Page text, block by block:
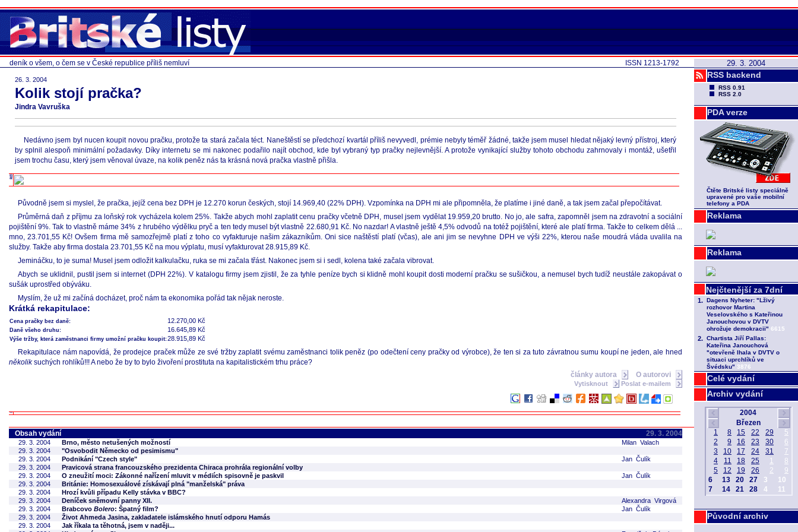
29. 3. 2004
RSS backend
RSS 0.91
RSS 2.0
PDA verze
Čtěte Britské listy speciálně
upravené pro vaše mobilní
telefony a PDA
Reklama
Reklama
Celé vydání
Archiv vydání
Původní archiv
ISSN 1213-1792
deník o všem, o čem se v České republice příliš nemluví
26. 3. 2004
Kolik stojí pračka?
Jindra Vavruška
Nedávno jsem byl nucen koupit novou pračku, protože ta stará začala téct. Naneštěstí se předchozí kvartál příliš nevyvedl, prémie nebyly téměř žádné, takže jsem musel hledat nějaký levný přístroj, který
by splnil alespoň minimální požadavky. Díky internetu se mi nakonec podařilo najít obchod, kde byl vybraný typ pračky nejlevnější. A protože vynikající služby tohoto obchodu zahrnovaly i montáž, ušetřil
jsem trochu času, který jsem věnoval úvaze, na kolik peněz nás ta krásná nová pračka vlastně přišla.
Původně jsem si myslel, že pračka, jejíž cena bez DPH je 12.270 korun českých, stojí 14.969,40 (22% DPH). Vzpomínka na DPH mi ale připomněla, že platíme i jiné daně, a tak jsem začal přepočítávat.
Průměrná daň z příjmu za loňský rok vycházela kolem 25%. Takže abych mohl zaplatit cenu pračky včetně DPH, musel jsem vydělat 19.959,20 brutto. No jo, ale safra, zapomněl jsem na zdravotní a sociální
pojištění 9%. Tak to vlastně máme 34% z hrubého výdělku pryč a ten tedy musel být vlastně 22.680,91 Kč. No nazdar! A vlastně ještě 4,5% odvodů na totéž pojištění, které ale platí firma. Takže to celkem dělá ...
mno, 23.701,55 Kč! Ovšem firma mě samozřejmě platí z toho co vyfakturuje našim zákazníkům. Oni sice naštěstí platí (včas), ale ani jim se nevyhne DPH ve výši 22%, kterou naše moudrá vláda uvalila na
služby. Takže aby firma dostala 23.701,55 Kč na mou výplatu, musí vyfakturovat 28.915,89 Kč.
Jemináčku, to je suma! Musel jsem odložit kalkulačku, ruka se mi začala třást. Nakonec jsem si i sedl, kolena také začala vibrovat.
Abych se uklidnil, pustil jsem si internet (DPH 22%). V katalogu firmy jsem zjistil, že za tyhle peníze bych si klidně mohl koupit dosti moderní pračku se sušičkou, a nemusel bych tudíž neustále zakopávat o
sušák uprostřed obýváku.
Myslím, že už mi začíná docházet, proč nám ta ekonomika pořád tak nějak neroste.
Krátká rekapitulace:
Cena pračky bez daně: 12.270,00 Kč
Daně všeho druhu: 16.645,89 Kč
Výše tržby, která zaměstnanci firmy umožní pračku koupit:28.915,89 Kč
Rekapitulace nám napovídá, že prodejce praček může ze své tržby zaplatit svému zaměstnanci tolik peněz (po odečtení ceny pračky od výrobce), že ten si za tuto závratnou sumu koupí ne jeden, ale hned
několiksuchých rohlíků!!! A nebo že by to bylo živoření prostituta na kapitalistickém trhu práce?
články autora
O autorovi
Vytisknout Poslat e-mailem
Obsah vydání 29. 3. 2004
29. 3. 2004 Brno, město netušených možností
Milan Valach
29. 3. 2004
"Osvobodit Německo od pesimismu"
29. 3. 2004
Podnikání "Czech style"
Jan Čulík
29. 3. 2004
Pravicová strana francouzského prezidenta Chiraca prohrála regionální volby
29. 3. 2004
O zneužití moci: Zákonné nařízení mluvit v médiích spisovně je paskvil
Jan Čulík
29. 3. 2004
Británie: Homosexuálové získávají plná "manželská" práva
29. 3. 2004
Hrozí kvůli případu Kelly stávka v BBC?
29. 3. 2004
Deníček sněmovní panny XII.
Alexandra Virgová
29. 3. 2004
Brabcovo Bolero: Špatný film?
Jan Čulík
29. 3. 2004
Život Ahmeda Jasina, zakladatele islámského hnutí odporu Hamás
29. 3. 2004
Jak říkala ta těhotná, jsem v naději...